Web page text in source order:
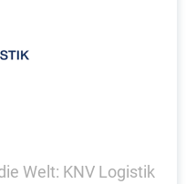
Welt: KNV Logistik